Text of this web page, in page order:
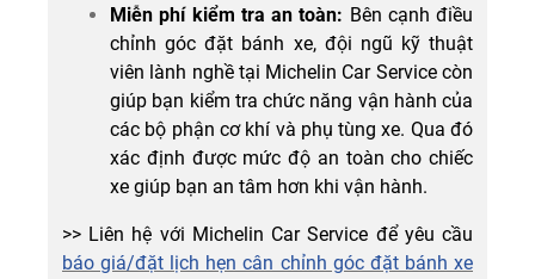
Miễn phí kiểm tra an toàn: Bên cạnh điều
chỉnh góc đặt bánh xe, đội ngũ kỹ thuật
viên lành nghề tại Michelin Car Service còn
giúp bạn kiểm tra chức năng vận hành của
các bộ phận cơ khí và phụ tùng xe. Qua đó
xác định được mức độ an toàn cho chiếc
xe giúp bạn an tâm hơn khi vận hành.
>> Liên hệ với Michelin Car Service để yêu cầu
báo giá/đặt lịch hẹn cân chỉnh góc đặt bánh xe